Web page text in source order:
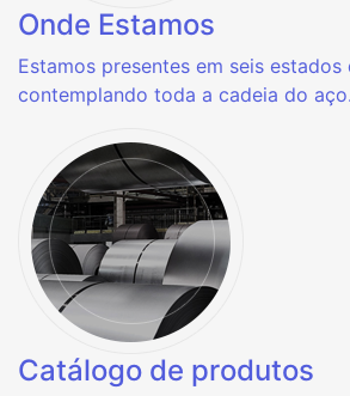
Onde Estamos
Estamos presentes em seis estados
contemplando toda a cadeia do aço.
Catálogo de produtos